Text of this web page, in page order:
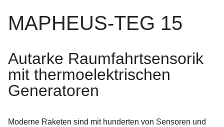
MAPHEUS-TEG 15
Autarke Raumfahrtsensorik
mit thermoelektrischen
Generatoren
Moderne Raketen sind mit hunderten von Sensoren und